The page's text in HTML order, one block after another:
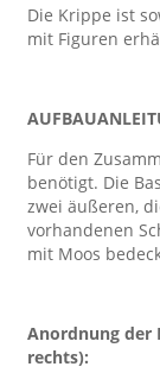
Die Krippe ist
mit Figuren
Für den
benötigt. Die
zwei äußeren,
vorhandenen
mit Moos
Anordnung der
rechts):